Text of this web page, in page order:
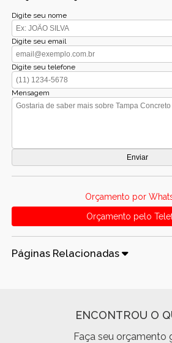
Digite seu nome
Digite seu email
Digite seu telefone
Mensagem
Orçamento por
Orçamento pelo
Páginas Relacionadas
ENCONTROU O
Faça seu orçamento